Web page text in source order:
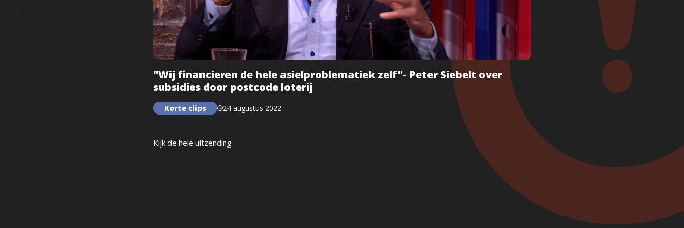
"Wij financieren de hele asielproblematiek zelf"- Peter Siebelt over
subsidies door postcode loterij
Korte clips 24 augustus 2022
Kijk de hele uitzending